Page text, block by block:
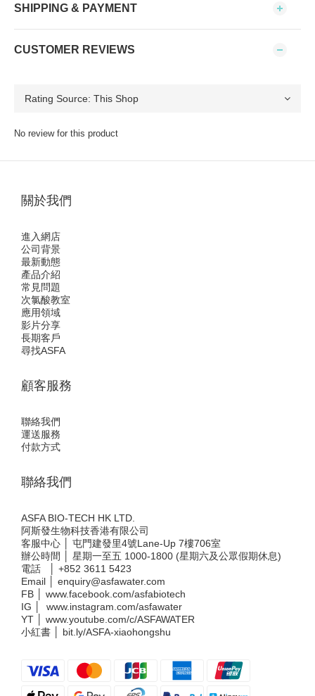
SHIPPING & PAYMENT
CUSTOMER REVIEWS
No review for this product
關於我們
進入網店
公司背景
最新動態
產品介紹
常見問題
次氯酸教室
應用領域
影片分享
長期客戶
尋找ASFA
顧客服務
聯絡我們
運送服務
付款方式
聯絡我們
ASFA BIO-TECH HK LTD.
阿斯發生物科技香港有限公司
客服中心 │ 屯門建發里4號Lane-Up 7樓706室
辦公時間 │ 星期一至五 1000-1800 (星期六及公眾假期休息)
電話 │ +852 3611 5423
Email │ enquiry@asfawater.com
FB │ www.facebook.com/asfabiotech
IG │ www.instagram.com/asfawater
YT │ www.youtube.com/c/ASFAWATER
小紅書 │ bit.ly/ASFA-xiaohongshu